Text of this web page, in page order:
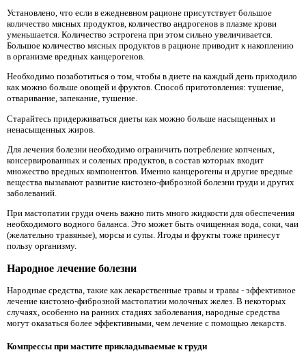
Установлено, что если в ежедневном рационе присутствует большое
количество мясных продуктов, количество андрогенов в плазме крови
уменьшается. Количество эстрогена при этом сильно увеличивается.
Большое количество мясных продуктов в рационе приводит к накоплению
в организме вредных канцерогенов.
Необходимо позаботиться о том, чтобы в диете на каждый день приходило
как можно больше овощей и фруктов. Способ приготовления: тушение,
отваривание, запекание, тушение.
Старайтесь придерживаться диеты как можно больше насыщенных и
ненасыщенных жиров.
Для лечения болезни необходимо ограничить потребление копченых,
консервированных и соленых продуктов, в состав которых входит
множество вредных компонентов. Именно канцерогены и другие вредные
вещества вызывают развитие кистозно-фиброзной болезни груди и других
заболеваний.
При мастопатии груди очень важно пить много жидкости для обеспечения
необходимого водного баланса. Это может быть очищенная вода, соки, чаи
(желательно травяные), морсы и супы. Ягоды и фрукты тоже принесут
пользу организму.
Народное лечение болезни
Народные средства, такие как лекарственные травы и травы - эффективное
лечение кистозно-фиброзной мастопатии молочных желез. В некоторых
случаях, особенно на ранних стадиях заболевания, народные средства
могут оказаться более эффективными, чем лечение с помощью лекарств.
Компрессы при мастите прикладываемые к груди